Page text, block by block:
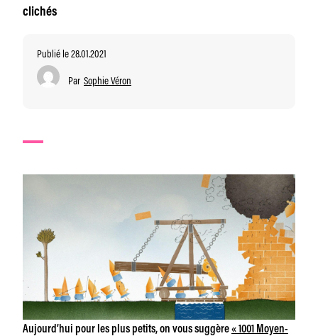
clichés
Publié le 28.01.2021
Par Sophie Véron
Aujourd’hui pour les plus petits, on vous suggère« 1001 Moyen-